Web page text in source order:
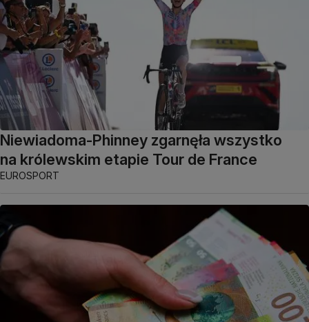
Niewiadoma-Phinney zgarnęła wszystko
na królewskim etapie Tour de France
EUROSPORT